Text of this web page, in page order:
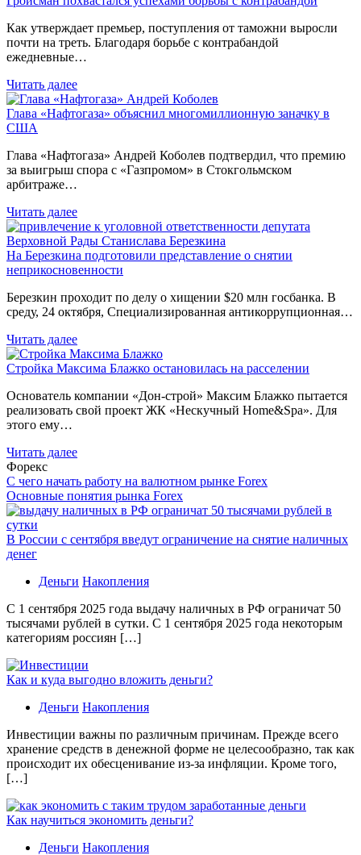
Как утверждает премьер, поступления от таможни выросли
почти на треть. Благодаря борьбе с контрабандой
ежедневные…
Читать далее
Глава «Нафтогаза» объяснил многомиллионную заначку в
США
Глава «Нафтогаза» Андрей Коболев подтвердил, что премию
за выигрыш спора с «Газпромом» в Стокгольмском
арбитраже…
Читать далее
На Березкина подготовили представление о снятии
неприкосновенности
Березкин проходит по делу о хищении $20 млн госбанка. В
среду, 24 октября, Специализированная антикоррупционная…
Читать далее
Стройка Максима Блажко остановилась на расселении
Основатель компании «Дон-строй» Максим Блажко пытается
реализовать свой проект ЖК «Нескучный Home&Spa». Для
этого ему…
Читать далее
Форекс
С чего начать работу на валютном рынке Forex
Основные понятия рынка Forex
В России с сентября введут ограничение на снятие наличных
денег
Деньги Накопления
С 1 сентября 2025 года выдачу наличных в РФ ограничат 50
тысячами рублей в сутки. С 1 сентября 2025 года некоторым
категориям россиян […]
Как и куда выгодно вложить деньги?
Деньги Накопления
Инвестиции важны по различным причинам. Прежде всего
хранение средств в денежной форме не целесообразно, так как
происходит их обесценивание из-за инфляции. Кроме того,
[…]
Как научиться экономить деньги?
Деньги Накопления